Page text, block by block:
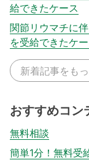
給できたケース
関節リウマチに
を受給できたケ
新着記事をも
おすすめコン
無料相談
簡単1分！無料受